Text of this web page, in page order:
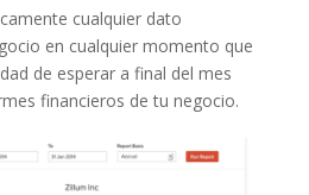
cualquier dato
en cualquier momento que
de esperar a final del mes
financieros de tu negocio.